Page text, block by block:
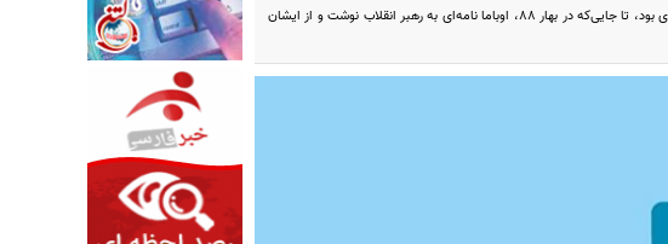
شرایط بهار ۸۸ و شهریور ۱۴۰۱ یک شباهت مهم داشت و آن آمادگی ایران برای یک جهش بزرگ اقتصادی بود، تا جایی‌که در بهار ۸۸، اوباما نامه‌ای به رهبر انقلاب نوشت و از ایشان